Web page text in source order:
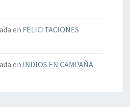
en FELICITACIONES
en INDIOS EN CAMPAÑA